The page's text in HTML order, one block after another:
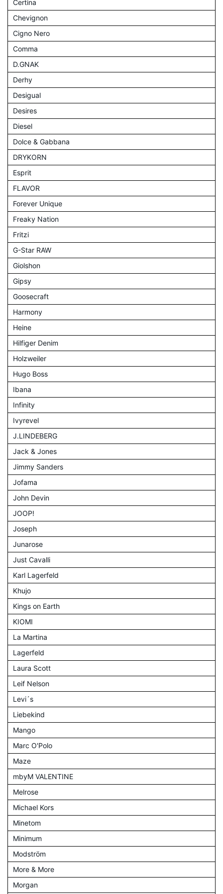
Certina
Chevignon
Cigno Nero
Comma
D.GNAK
Derhy
Desigual
Desires
Diesel
Dolce & Gabbana
DRYKORN
Esprit
FLAVOR
Forever Unique
Freaky Nation
Fritzi
G-Star RAW
Giolshon
Gipsy
Goosecraft
Harmony
Heine
Hilfiger Denim
Holzweiler
Hugo Boss
Ibana
Infinity
Ivyrevel
J.LINDEBERG
Jack & Jones
Jimmy Sanders
Jofama
John Devin
JOOP!
Joseph
Junarose
Just Cavalli
Karl Lagerfeld
Khujo
Kings on Earth
KIOMI
La Martina
Lagerfeld
Laura Scott
Leif Nelson
Levi´s
Liebekind
Mango
Marc O'Polo
Maze
mbyM VALENTINE
Melrose
Michael Kors
Minetom
Minimum
Modström
More & More
Morgan